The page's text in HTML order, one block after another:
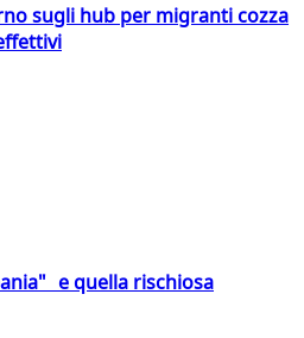
sugli hub per migranti cozza
e quella rischiosa